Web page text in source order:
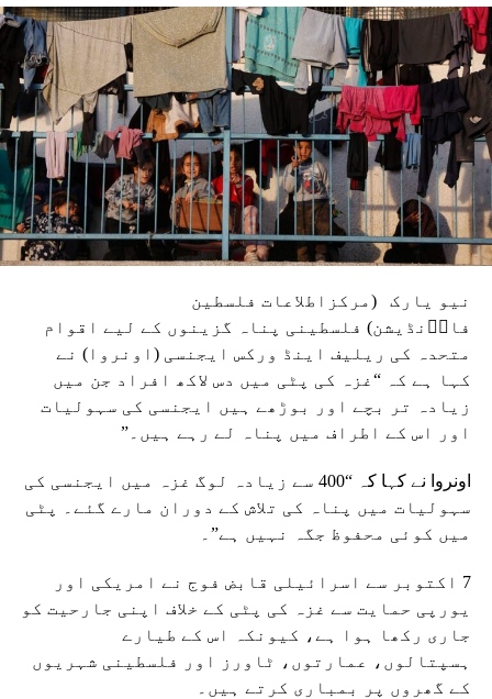
نیو یارک (مرکزاطلاعات فلسطین
فاوؑنڈیشن) فلسطینی پناہ گزینوں کے لیے اقوام
متحدہ کی ریلیف اینڈ ورکس ایجنسی (اونروا) نے
کہا ہے کہ “غزہ کی پٹی میں دس لاکھ افراد جن میں
زیادہ تر بچے اور بوڑھے ہیں ایجنسی کی سہولیات
اور اس کے اطراف میں پناہ لے رہے ہیں۔”
اونروا نے کہا کہ “400 سے زیادہ لوگ غزہ میں ایجنسی کی
سہولیات میں پناہ کی تلاش کے دوران مارے گئے۔ پٹی
میں کوئی محفوظ جگہ نہیں ہے”۔
7 اکتوبر سے اسرائیلی قابض فوج نے امریکی اور
یورپی حمایت سے غزہ کی پٹی کے خلاف اپنی جارحیت کو
جاری رکھا ہوا ہے، کیونکہ اس کے طیارے
ہسپتالوں، عمارتوں، ٹاورز اور فلسطینی شہریوں
کے گھروں پر بمباری کرتے ہیں۔